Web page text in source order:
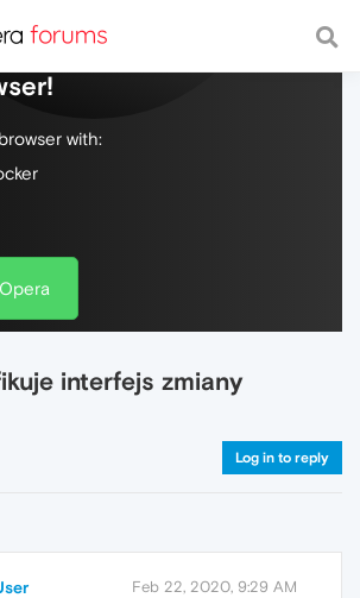
web, with a fast and
with:
interfejs zmiany
Log in to reply
Feb 22, 2020, 9:29 AM